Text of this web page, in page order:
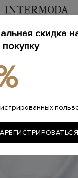
/ Одежда
рубашки
Modern Fit из хлопка
скидка